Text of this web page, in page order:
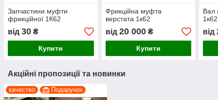
Запчастини муфти
фрикційної 1К62
від 30 ₴
Купити
Фрикційна муфта
верстата 1к62
від 20 000₴
Купити
Вал
1к62
від
Акційні пропозиції та новинки
качество Подарунок